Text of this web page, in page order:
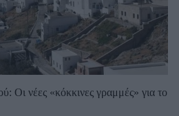
Οι νέες «κόκκινες γραμμές» για το